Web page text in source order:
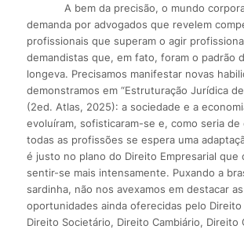
A bem da precisão, o mundo
demanda por advogados que revelem
profissionais que superam o agir
demandistas que, em fato, foram o padrão
longeva. Precisamos manifestar novas
demonstramos em “Estruturação Jurídica
(2ed. Atlas, 2025): a sociedade e a
evoluíram, sofisticaram-se e, como seria de
todas as profissões se espera uma
é justo no plano do Direito Empresarial que
sentir-se mais intensamente. Puxando a
sardinha, não nos avexamos em destacar
oportunidades ainda oferecidas pelo Direito
Direito Societário, Direito Cambiário, Direito